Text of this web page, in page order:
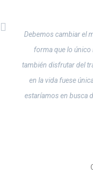
Debemos cambiar el
forma que lo
también disfrutar del
en la vida fuese
estaríamos en busca